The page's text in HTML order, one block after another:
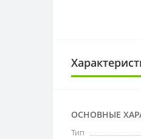
ОСНОВНЫЕ
Тип